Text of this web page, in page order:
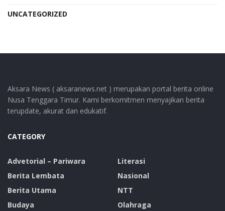
UNCATEGORIZED
Aksara News ( aksaranews.net ) merupakan portal berita online
Nusa Tenggara Timur. Kami berkomitmen menyajikan berita
terupdate, akurat dan edukatif.
CATEGORY
Advetorial – Pariwara
Berita Lembata
Berita Utama
Budaya
Literasi
Nasional
NTT
Olahraga